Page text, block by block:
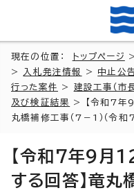
現在の位置： トップページ
>
入札発注情報 > 中止公
行った案件
> 建設工事（市
及び検証結果
> 【令和7年
丸橋補修工事（7－1）（令
【令和7年9月
する回答】竜丸